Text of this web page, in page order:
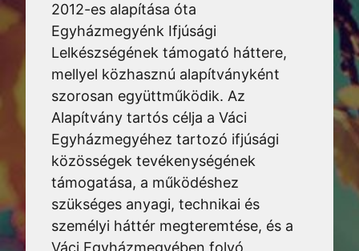
2012-es alapítása óta
Egyházmegyénk Ifjúsági
Lelkészségének támogató háttere,
mellyel közhasznú alapítványként
szorosan együttműködik. Az
Alapítvány tartós célja a Váci
Egyházmegyéhez tartozó ifjúsági
közösségek tevékenységének
támogatása, a működéshez
szükséges anyagi, technikai és
személyi háttér megteremtése, és a